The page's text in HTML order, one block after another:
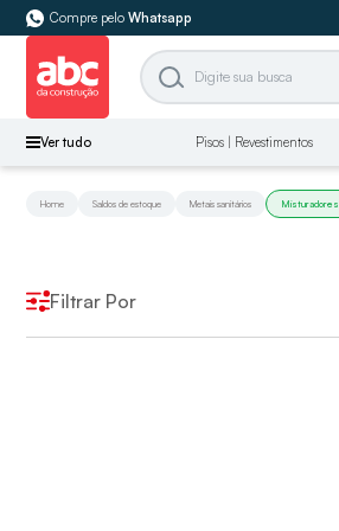
Compre pelo Whatsapp
Ver tudo Pisos | Revestimentos
Home Saldos de estoque Metais sanitários Misturadores
Filtrar Por